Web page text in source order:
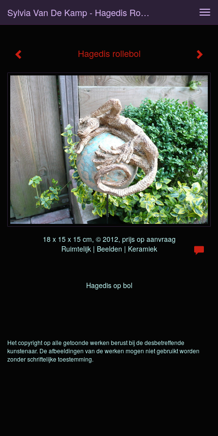
Sylvia Van De Kamp - Hagedis Rollebol
Hagedis rollebol
18 x 15 x 15 cm, © 2012, prijs op aanvraag
Ruimtelijk | Beelden | Keramiek
Hagedis op bol
Het copyright op alle getoonde werken berust bij de desbetreffende
kunstenaar. De afbeeldingen van de werken mogen niet gebruikt worden
zonder schriftelijke toestemming.